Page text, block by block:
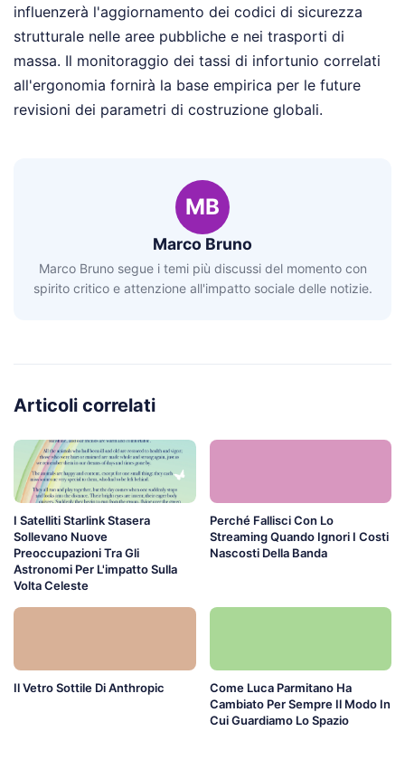
influenzerà l'aggiornamento dei codici di sicurezza
strutturale nelle aree pubbliche e nei trasporti di
massa. Il monitoraggio dei tassi di infortunio correlati
all'ergonomia fornirà la base empirica per le future
revisioni dei parametri di costruzione globali.
MB
Marco Bruno
Marco Bruno segue i temi più discussi del momento con
spirito critico e attenzione all'impatto sociale delle notizie.
Articoli correlati
I Satelliti Starlink Stasera
Sollevano Nuove
Preoccupazioni Tra Gli
Astronomi Per L'impatto Sulla
Volta Celeste
Perché Fallisci Con Lo
Streaming Quando Ignori I Costi
Nascosti Della Banda
Il Vetro Sottile Di Anthropic
Come Luca Parmitano Ha
Cambiato Per Sempre Il Modo In
Cui Guardiamo Lo Spazio